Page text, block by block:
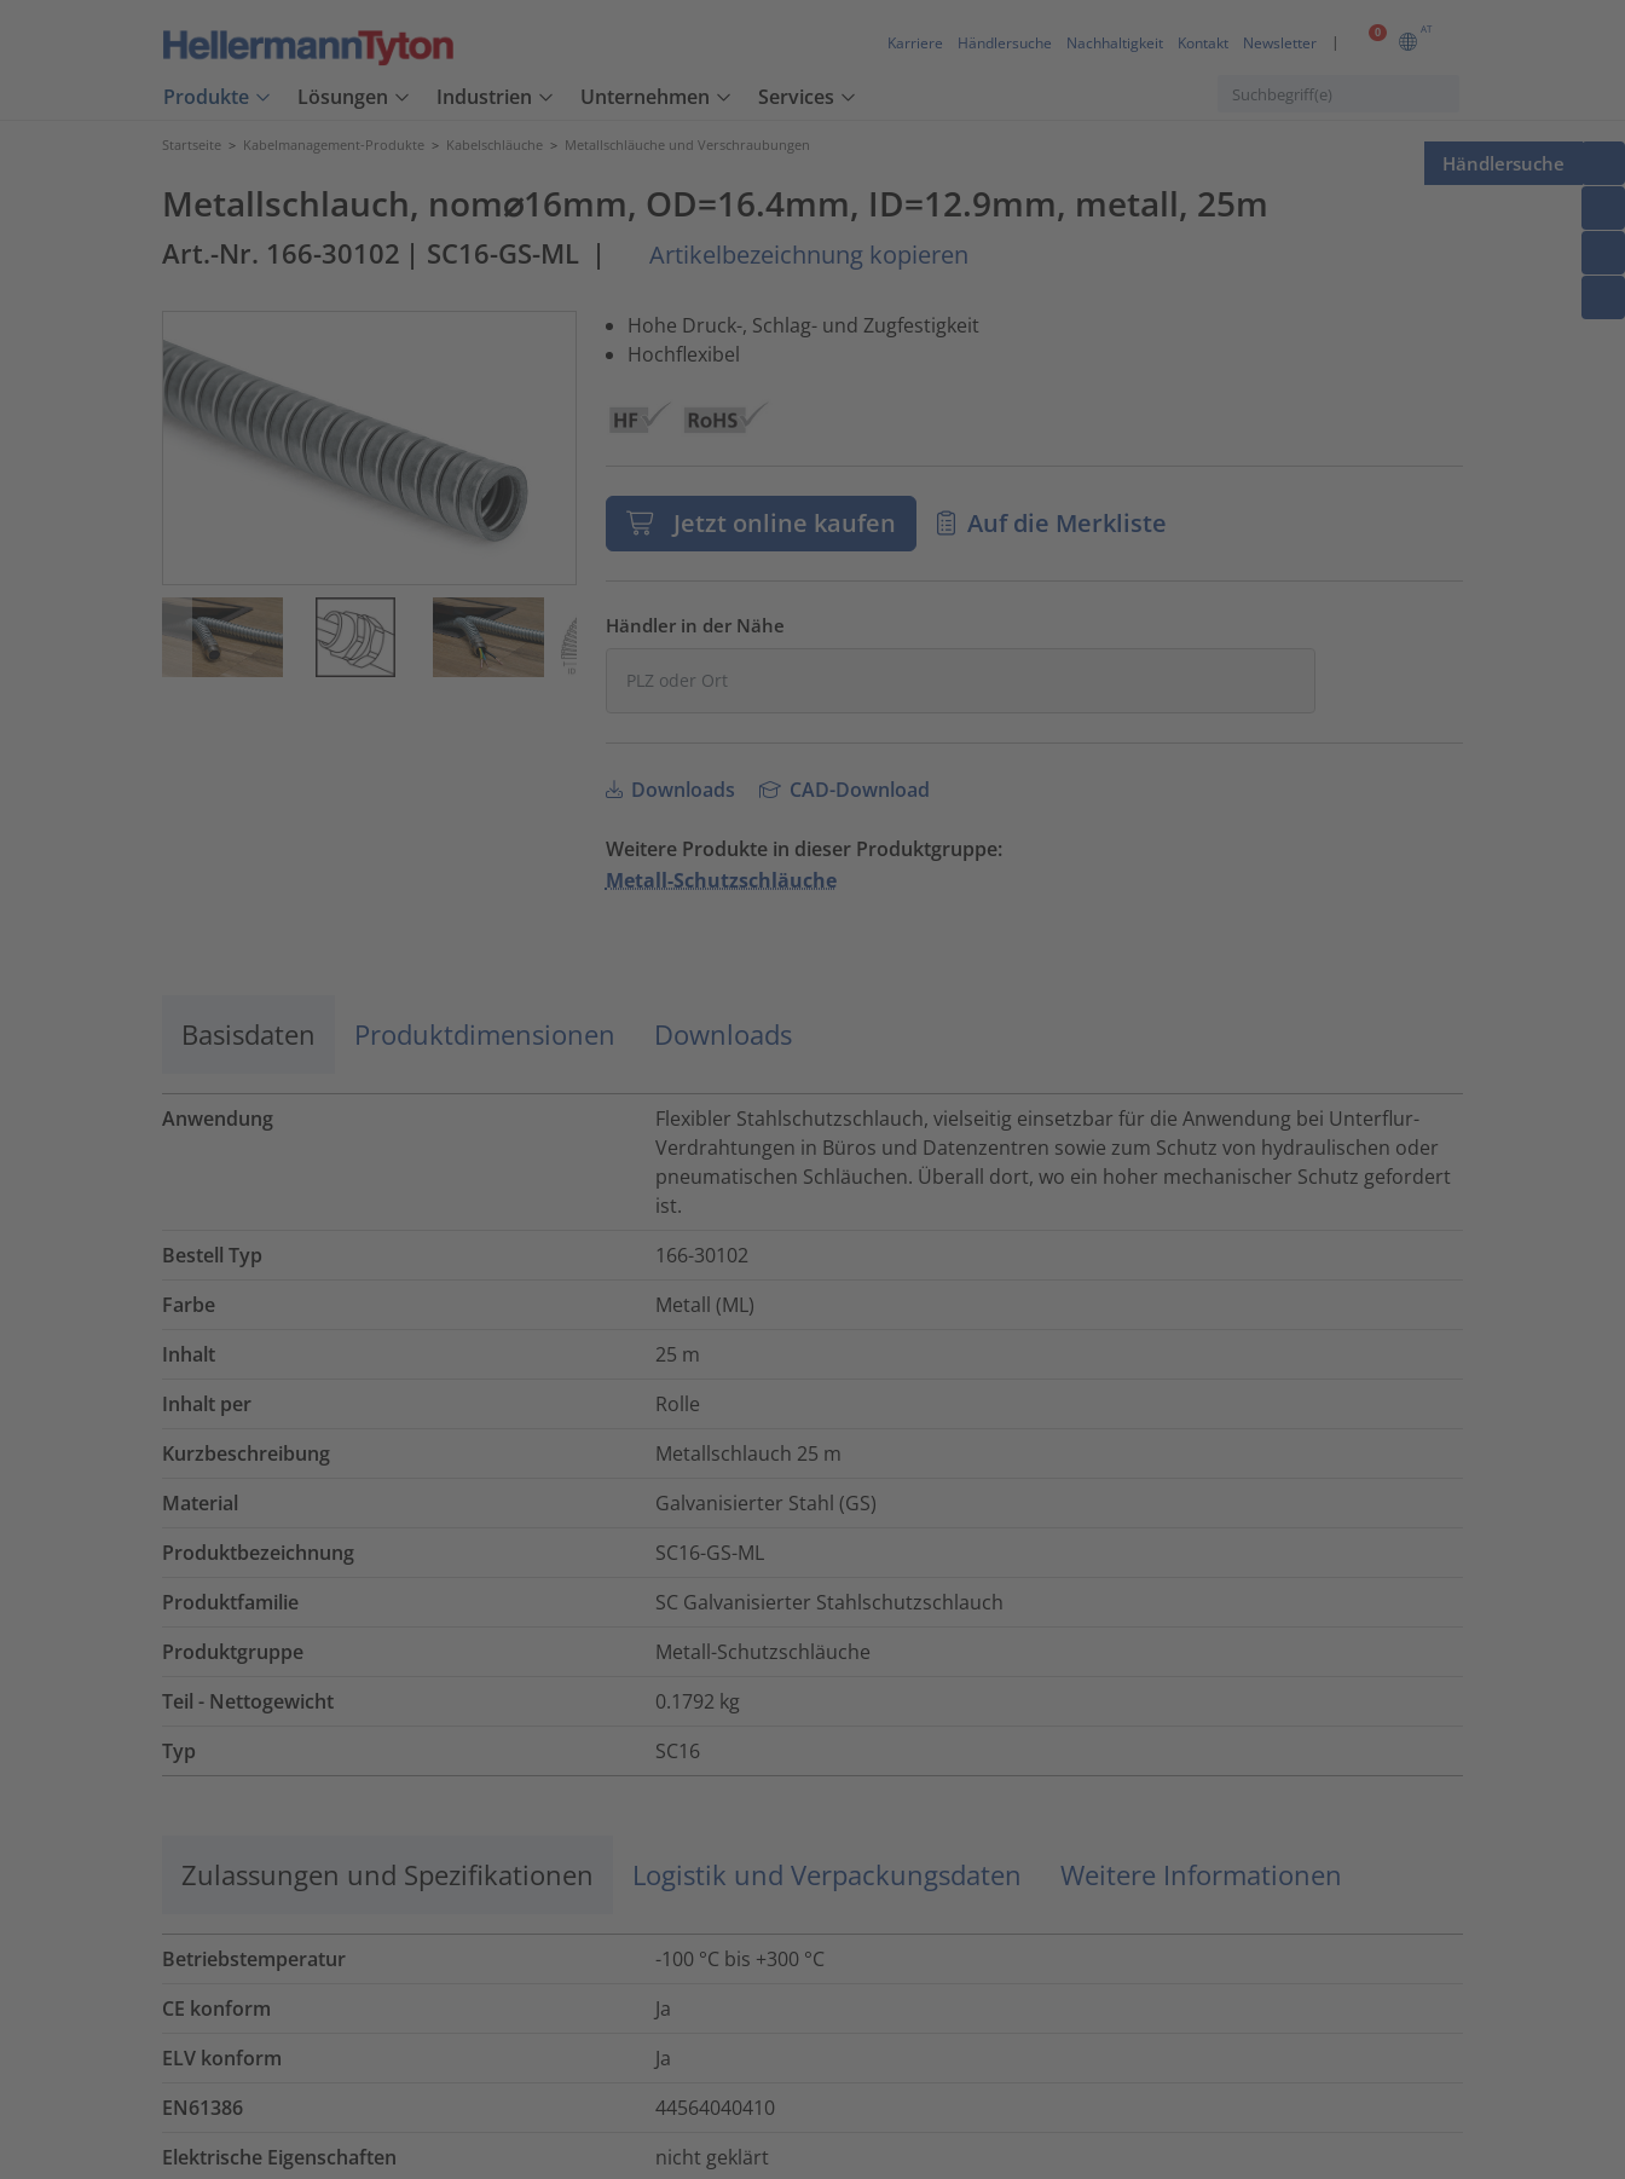
0 AT
Karriere Händlersuche Nachhaltigkeit Kontakt Newsletter
Produkte Lösungen Industrien Unternehmen Services
Händlersuche
Startseite > Kabelmanagement-Produkte > Kabelschläuche > Metallschläuche und Verschraubungen
Metallschlauch, nom⌀16mm, OD=16.4mm, ID=12.9mm, metall, 25m
Art.-Nr. 166-30102 | SC16-GS-ML | Artikelbezeichnung kopieren
Hohe Druck-, Schlag- und Zugfestigkeit
Hochflexibel
Jetzt online kaufen Auf die Merkliste
Händler in der Nähe
Downloads CAD-Download
Weitere Produkte in dieser Produktgruppe:
Metall-Schutzschläuche
Basisdaten Produktdimensionen Downloads
Anwendung
Flexibler Stahlschutzschlauch, vielseitig einsetzbar für die Anwendung bei Unterflur-
Verdrahtungen in Büros und Datenzentren sowie zum Schutz von hydraulischen oder
pneumatischen Schläuchen. Überall dort, wo ein hoher mechanischer Schutz gefordert
ist.
Bestell Typ
166-30102
Farbe
Metall (ML)
Inhalt
25 m
Inhalt per
Rolle
Kurzbeschreibung
Metallschlauch 25 m
Material
Galvanisierter Stahl (GS)
Produktbezeichnung
SC16-GS-ML
Produktfamilie
SC Galvanisierter Stahlschutzschlauch
Produktgruppe
Metall-Schutzschläuche
Teil - Nettogewicht
0.1792 kg
Typ
SC16
Zulassungen und Spezifikationen Logistik und Verpackungsdaten Weitere Informationen
Betriebstemperatur
-100 °C bis +300 °C
CE konform
Ja
ELV konform
Ja
EN61386
44564040410
Elektrische Eigenschaften
nicht geklärt